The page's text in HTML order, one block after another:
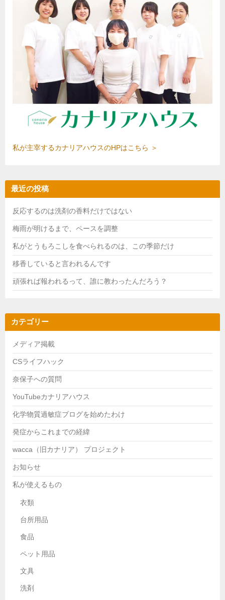
私が主宰するカナリアハウスのHPはこちら ＞
最近の投稿
反応するのは洗剤の香料だけではない
梅雨が明けるまで、ペースを調整
私がとうもろこしを食べられるのは、この季節だけ
移香していると言われるんです
頑張れば報われるって、誰に教わったんだろう？
カテゴリー
メディア掲載
CSライフハック
奈保子への質問
YouTubeカナリアハウス
化学物質過敏症ブログを始めたわけ
発症からこれまでの経緯
wacca（旧カナリア） プロジェクト
お知らせ
私が使えるもの
衣類
台所用品
食品
ペット用品
文具
洗剤